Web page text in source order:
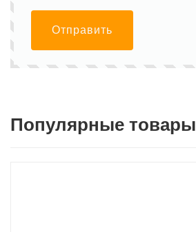
Отправить
Популярные товары